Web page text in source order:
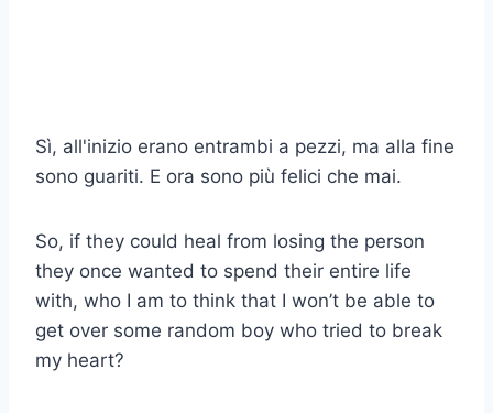
Sì, all'inizio erano entrambi a pezzi, ma alla fine
sono guariti. E ora sono più felici che mai.
So, if they could heal from losing the person
they once wanted to spend their entire life
with, who I am to think that I won’t be able to
get over some random boy who tried to break
my heart?